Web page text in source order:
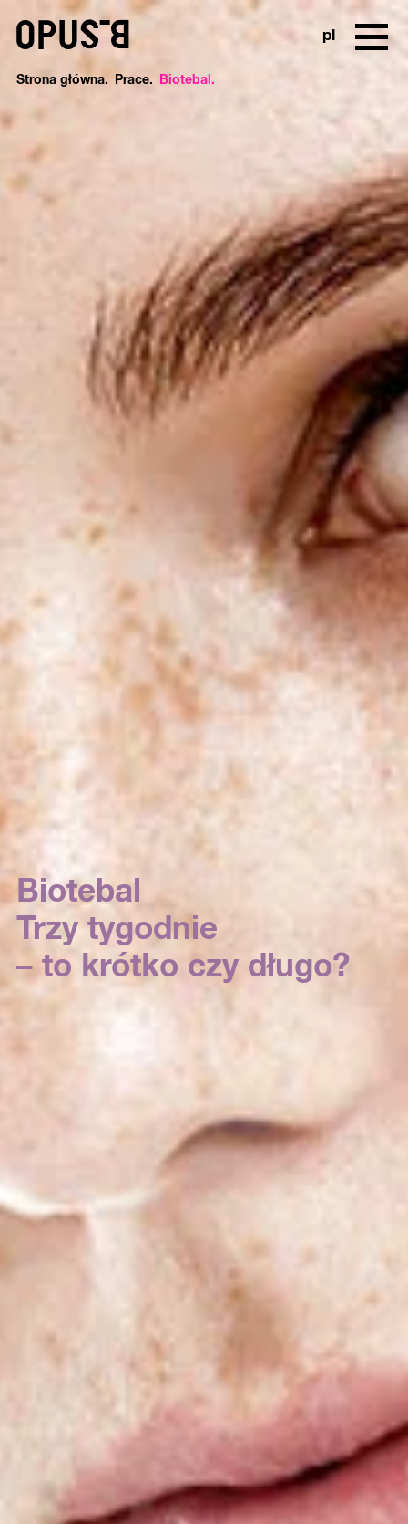
o pl
Strona główna Prace Biotebal
Biotebal
Trzy tygodnie
– to krótko czy długo?